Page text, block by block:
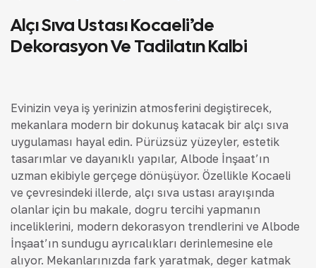
Alçı Sıva Ustası Kocaeli’de
Dekorasyon Ve Tadilatın Kalbi
Evinizin veya iş yerinizin atmosferini değiştirecek,
mekanlara modern bir dokunuş katacak bir alçı sıva
uygulaması hayal edin. Pürüzsüz yüzeyler, estetik
tasarımlar ve dayanıklı yapılar, Albode İnşaat’ın
uzman ekibiyle gerçeğe dönüşüyor. Özellikle Kocaeli
ve çevresindeki illerde, alçı sıva ustası arayışında
olanlar için bu makale, doğru tercihi yapmanın
inceliklerini, modern dekorasyon trendlerini ve Albode
İnşaat’ın sunduğu ayrıcalıkları derinlemesine ele
alıyor. Mekanlarınızda fark yaratmak, değer katmak